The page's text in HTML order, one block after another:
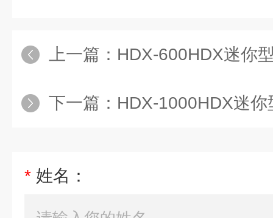
上一篇： HDX-600HDX迷你
下一篇： HDX-1000HDX迷
* 姓名：